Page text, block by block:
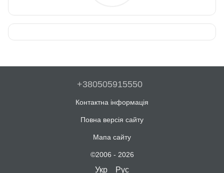
+380505915550
Контактна інформація
Повна версія сайту
Мапа сайту
©2006 - 2026
Укр Рус